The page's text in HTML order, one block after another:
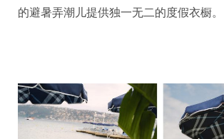
的避暑弄潮儿提供独一无二的度假衣橱。